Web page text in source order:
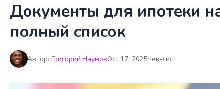
Документы для ипотеки
полный список
Автор: Григорий НаумовOct 17, 2025Чек-лист